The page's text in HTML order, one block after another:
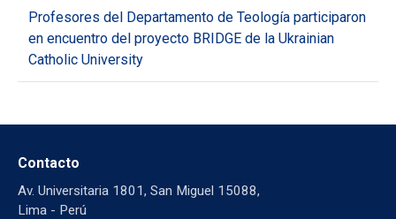
Profesores del Departamento de Teología participaron
en encuentro del proyecto BRIDGE de la Ukrainian
Catholic University
Contacto
Av. Universitaria 1801, San Miguel 15088,
Lima - Perú